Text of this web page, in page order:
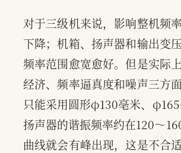
对于三级机来说，影响整机频
下降；机箱、扬声器和输出变
频率范围愈宽愈好。但是实际
经济、频率逼真度和噪声三方
只能采用圆形φ130亳米、
扬声器的谐振频率约在120～
曲线就会有峰出现，这是不合